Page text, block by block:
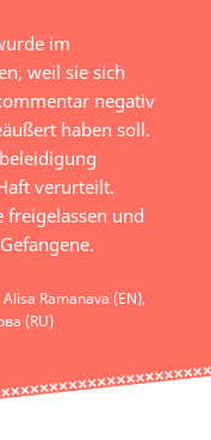
im
weil sie sich
negativ
haben soll.
verurteilt.
freigelassen und
Ramanava (EN),
(RU)